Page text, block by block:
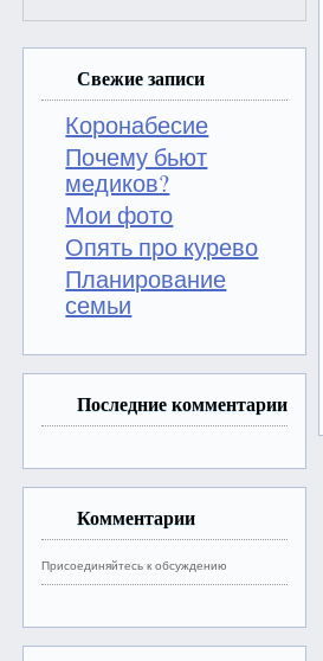
Свежие записи
Коронабесие
Почему бьют
медиков?
Мои фото
Опять про курево
Планирование
семьи
Последние комментарии
Комментарии
Присоединяйтесь к обсуждению